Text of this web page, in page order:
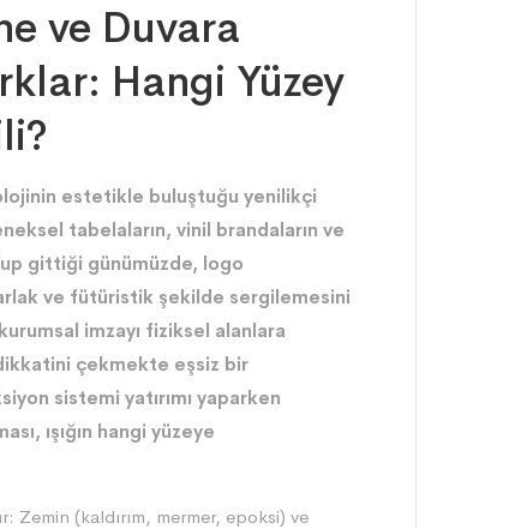
ve Duvara
Hangi Yüzey
estetikle buluştuğu yenilikçi
tabelaların, vinil brandaların ve
gittiği günümüzde, logo
ve fütüristik şekilde sergilemesini
imzayı fiziksel alanlara
çekmekte eşsiz bir
sistemi yatırımı yaparken
ışığın hangi yüzeye
Zemin (kaldırım, mermer, epoksi) ve